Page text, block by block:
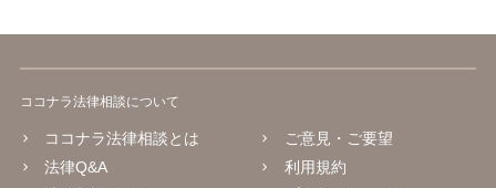
ココナラ法律相談について
ココナラ法律相談とは
法律Q&A
ご意見・ご要望
利用規約